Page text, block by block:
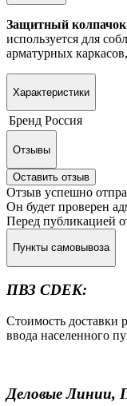
Защитный
используется для
арматурных
Характеристики
Бренд Россия
Отзывы
Оставить отзыв
Отзыв успешно
Он будет проверен
Перед публикацией
Пункты самовывоза
ПВЗ CDEK:
Стоимость доставки
ввода населенного
Деловые Линии,